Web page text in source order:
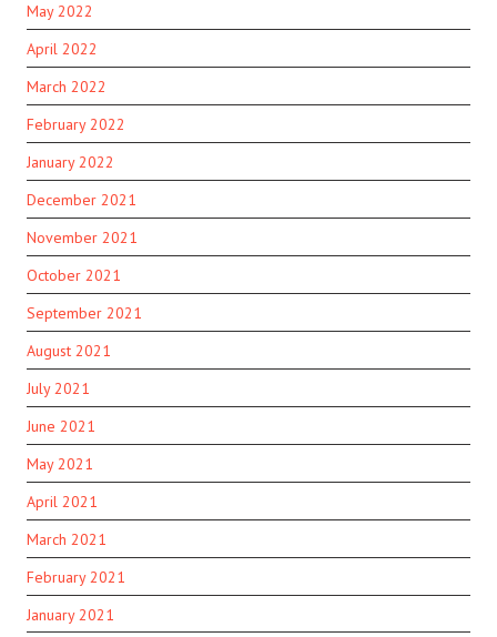
May 2022
April 2022
March 2022
February 2022
January 2022
December 2021
November 2021
October 2021
September 2021
August 2021
July 2021
June 2021
May 2021
April 2021
March 2021
February 2021
January 2021